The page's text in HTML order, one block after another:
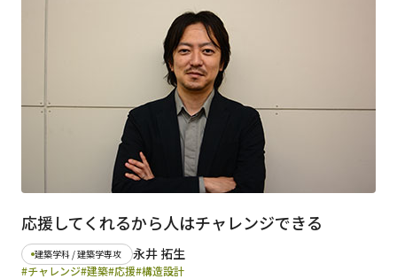
応援してくれるから人はチャレンジできる
建築学科 / 建築学専攻 永井 拓生
#チャレンジ#建築#応援#構造設計